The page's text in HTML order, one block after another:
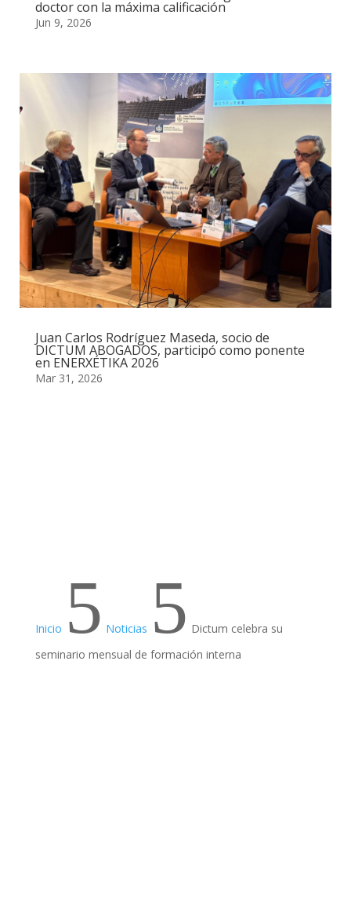
doctor con la máxima calificación
Jun 9, 2026
Juan Carlos Rodríguez Maseda, socio de
DICTUM ABOGADOS, participó como ponente
en ENERXÉTIKA 2026
Mar 31, 2026
Inicio 5 Noticias 5 Dictum celebra su
seminario mensual de formación interna